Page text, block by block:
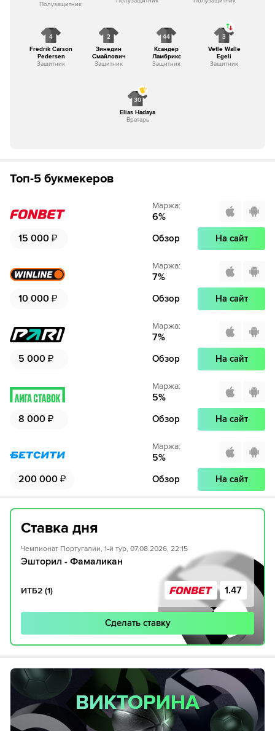
30
Elias Hadaya
Вратарь
4
Fredrik Carson
Pedersen
Защитник
2
Зинедин
Смайлович
Защитник
44
Ксандер
Ламбрикс
Защитник
3
Vetle Walle
Egeli
Защитник
Полузащитник
Топ-5 букмекеров
15 000 ₽
Маржа:
6%
Обзор На сайт
10 000 ₽
Маржа:
7%
Обзор На сайт
5 000 ₽
Маржа:
7%
Обзор На сайт
8 000 ₽
Маржа:
5%
Обзор На сайт
200 000 ₽
Маржа:
5%
Обзор На сайт
Ставка дня
Чемпионат Португалии, 1-й тур, 07.08.2026, 22:15
Эшторил - Фамаликан
ИТБ2 (1) 1.47
Сделать ставку
ВИКТОРИНА
ВИКТОРИНА